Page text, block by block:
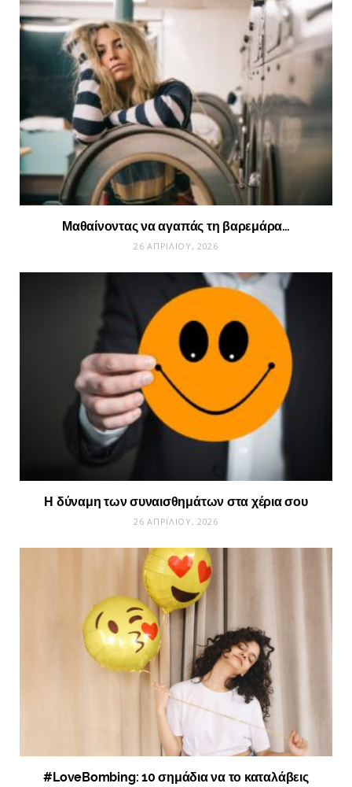
Μαθαίνοντας να αγαπάς τη βαρεμάρα…
26 ΑΠΡΙΛΊΟΥ, 2026
Η δύναμη των συναισθημάτων στα χέρια σου
26 ΑΠΡΙΛΊΟΥ, 2026
#LoveBombing: 10 σημάδια να το καταλάβεις